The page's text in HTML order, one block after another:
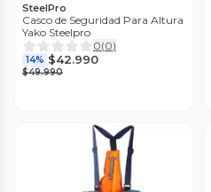
SteelPro
Casco de Seguridad Para Altura
Yako Steelpro
0(0)
14% $42.990
$49.990